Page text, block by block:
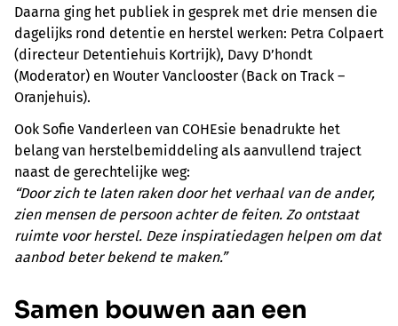
Daarna ging het publiek in gesprek met drie mensen die
dagelijks rond detentie en herstel werken: Petra Colpaert
(directeur Detentiehuis Kortrijk), Davy D’hondt
(Moderator) en Wouter Vanclooster (Back on Track –
Oranjehuis).
Ook Sofie Vanderleen van COHEsie benadrukte het
belang van herstelbemiddeling als aanvullend traject
naast de gerechtelijke weg:
“Door zich te laten raken door het verhaal van de ander,
zien mensen de persoon achter de feiten. Zo ontstaat
ruimte voor herstel. Deze inspiratiedagen helpen om dat
aanbod beter bekend te maken.”
Samen bouwen aan een